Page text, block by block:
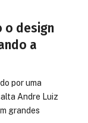
o design
a
por uma
Andre Luiz
grandes